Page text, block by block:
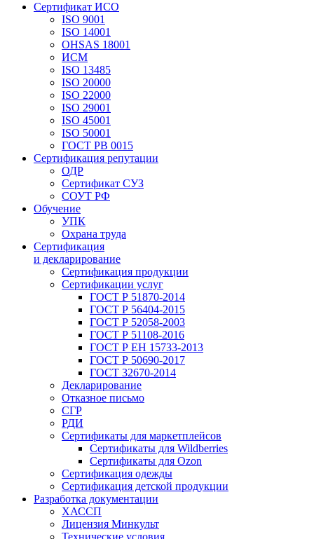
Сертификат ИСО
ISO 9001
ISO 14001
OHSAS 18001
ИСМ
ISO 13485
ISO 20000
ISO 22000
ISO 29001
ISO 45001
ISO 50001
ГОСТ РВ 0015
Сертификация репутации
ОДР
Сертификат СУЗ
СОУТ РФ
Обучение
УПК
Охрана труда
Сертификация
и декларирование
Сертификация продукции
Сертификации услуг
ГОСТ Р 51870-2014
ГОСТ Р 56404-2015
ГОСТ Р 52058-2003
ГОСТ Р 51108-2016
ГОСТ Р ЕН 15733-2013
ГОСТ Р 50690-2017
ГОСТ 32670-2014
Декларирование
Отказное письмо
СГР
РДИ
Сертификаты для маркетплейсов
Сертификаты для Wildberries
Сертификаты для Ozon
Сертификация одежды
Сертификация детской продукции
Разработка документации
ХАССП
Лицензия Минкульт
Технические условия